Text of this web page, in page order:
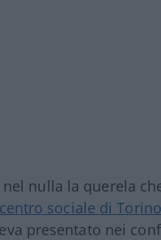
nulla la querela
sociale di
presentato nei